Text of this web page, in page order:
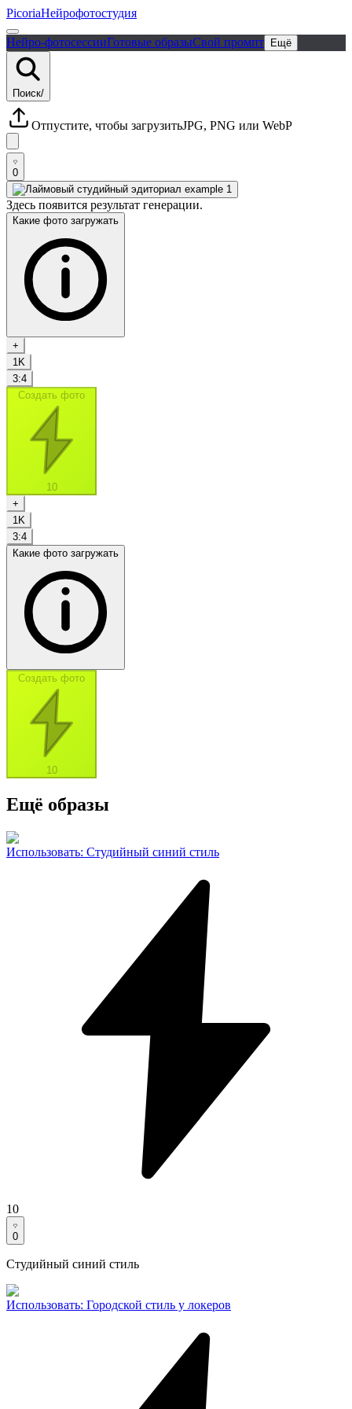
PicoriaНейрофотостудия
Нейро-фотосессииГотовые образыСвой промпт Ещё
Поиск/
Отпустите, чтобы загрузитьJPG, PNG или WebP
0
Здесь появится результат генерации.
Какие фото загружать
+
1K
3:4
Создать фото
10
+
1K
3:4
Какие фото загружать
Создать фото
10
Ещё образы
Использовать: Студийный синий стиль
10
0
Студийный синий стиль
Использовать: Городской стиль у локеров